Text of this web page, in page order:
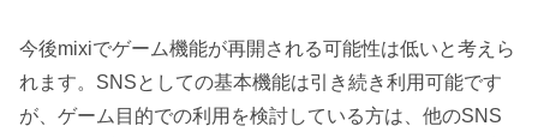
今後mixiでゲーム機能が再開される可能性は低いと考えら
れます。SNSとしての基本機能は引き続き利用可能です
が、ゲーム目的での利用を検討している方は、他のSNS